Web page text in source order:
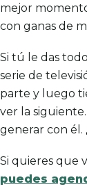
mejor
con ganas de
Si tú le das
serie de
parte y luego
ver la
generar con él.
Si quieres que
puedes